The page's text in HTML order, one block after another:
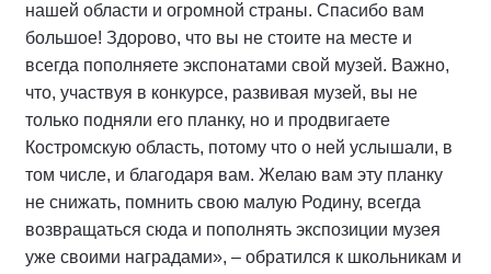
нашей области и огромной страны. Спасибо вам
большое! Здорово, что вы не стоите на месте и
всегда пополняете экспонатами свой музей. Важно,
что, участвуя в конкурсе, развивая музей, вы не
только подняли его планку, но и продвигаете
Костромскую область, потому что о ней услышали, в
том числе, и благодаря вам. Желаю вам эту планку
не снижать, помнить свою малую Родину, всегда
возвращаться сюда и пополнять экспозиции музея
уже своими наградами», – обратился к школьникам и